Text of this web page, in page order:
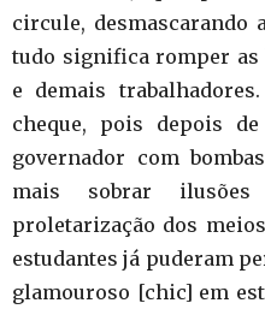
circule, desmascarando
tudo significa romper as
e demais
cheque, pois depois
governador com
mais sobrar
proletarização dos
estudantes já puderam
glamouroso [chic] em